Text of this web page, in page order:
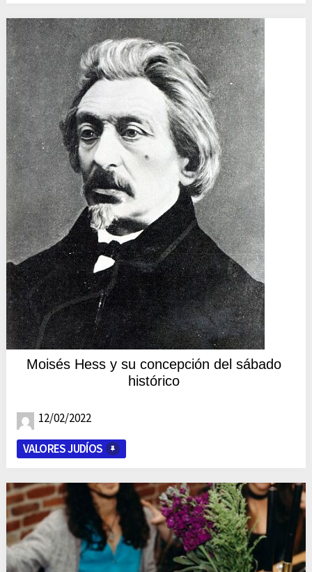
Moisés Hess y su concepción del sábado
histórico
12/02/2022
VALORES JUDÍOS